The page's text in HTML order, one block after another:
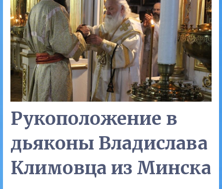
Рукоположение в
дьяконы Владислава
Климовца из Минска